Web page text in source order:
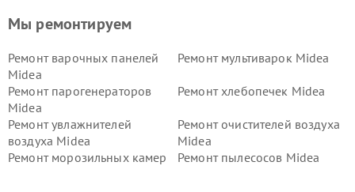
Мы ремонтируем
Ремонт варочных панелей
Midea
Ремонт мультиварок Midea
Ремонт парогенераторов
Midea
Ремонт хлебопечек Midea
Ремонт увлажнителей
воздуха Midea
Ремонт очистителей воздуха
Midea
Ремонт морозильных камер
Ремонт пылесосов Midea